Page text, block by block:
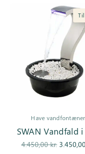
Have vandfontæner
SWAN Vandfald
4.450,00kr.
Den
3.450,00